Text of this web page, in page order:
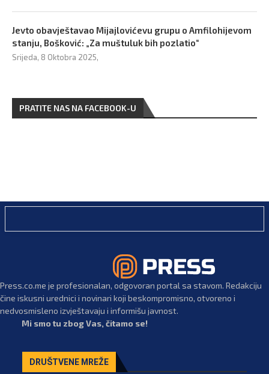
Jevto obavještavao Mijajlovićevu grupu o Amfilohijevom
stanju, Bošković: „Za muštuluk bih pozlatio“
Srijeda, 8 Oktobra 2025,
PRATITE NAS NA FACEBOOK-U
Press.co.me je profesionalan, odgovoran portal sa stavom. Redakciju
čine iskusni urednici i novinari koji beskompromisno, otvoreno i
nedvosmisleno izvještavaju i informišu javnost.
Mi smo tu zbog Vas, čitamo se!
DRUŠTVENE MREŽE